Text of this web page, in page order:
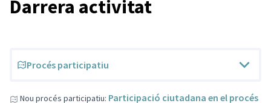
Darrera activitat
Procés participatiu
Nou procés participatiu: Participació ciutadana en el procés